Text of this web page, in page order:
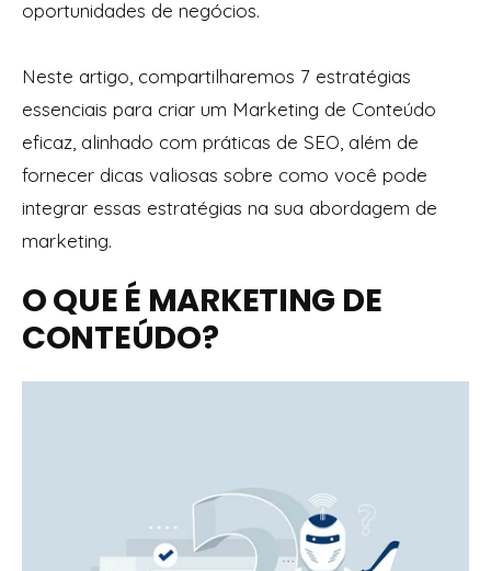
oportunidades de negócios.
Neste artigo, compartilharemos 7 estratégias
essenciais para criar um Marketing de Conteúdo
eficaz, alinhado com práticas de SEO, além de
fornecer dicas valiosas sobre como você pode
integrar essas estratégias na sua abordagem de
marketing.
O QUE É MARKETING DE
CONTEÚDO?